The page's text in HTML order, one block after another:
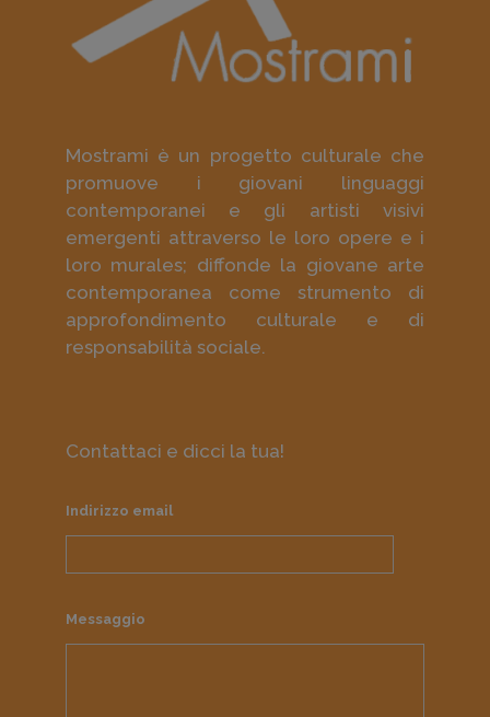
Mostrami è un progetto culturale che
promuove i giovani linguaggi
contemporanei e gli artisti visivi
emergenti attraverso le loro opere e i
loro murales; diffonde la giovane arte
contemporanea come strumento di
approfondimento culturale e di
responsabilità sociale.
Contattaci e dicci la tua!
Indirizzo email
Messaggio